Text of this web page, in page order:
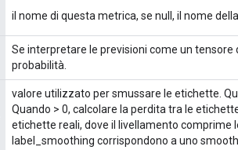
il nome di questa metrica, se null, il nome
Se interpretare le previsioni come un
probabilità.
valore utilizzato per smussare le etichette.
Quando > 0, calcolare la perdita tra le
etichette reali, dove il livellamento comprime
label_smoothing corrispondono a uno